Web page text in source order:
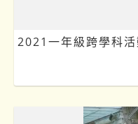
2021一年級跨學科